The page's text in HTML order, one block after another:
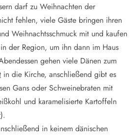
darf zu Weihnachten der
fehlen, viele Gäste bringen ihren
Weihnachtsschmuck mit und kaufen
der Region, um ihn dann im Haus
gehen viele Dänen zum
in die Kirche, anschließend gibt es
Gans oder Schweinebraten mit
und karamelisierte Kartoffeln
).
in keinem dänischen